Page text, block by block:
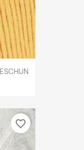
favorite_border